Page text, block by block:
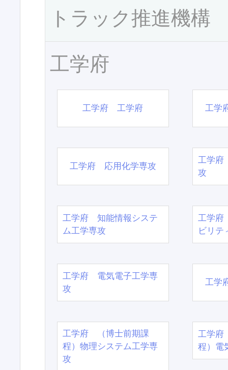
トラック推進機構
工学府
工学府 工学府 工学
工学府 応用化学専攻
工学府
攻
工学府 知能情報システ
ム工学専攻
工学府
ビリテ
工学府 電気電子工学専
攻
工学
工学府 （博士前期課
程）物理システム工学専
攻
工学
程）電